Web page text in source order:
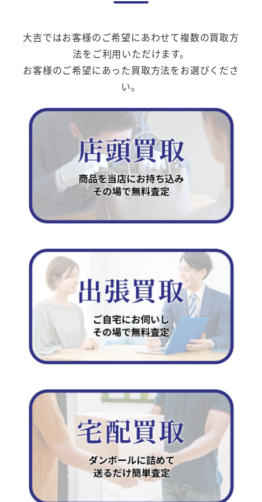
大吉ではお客様のご希望にあわせて複数の買取方
法をご利用いただけます。
お客様のご希望にあった買取方法をお選びくださ
い。